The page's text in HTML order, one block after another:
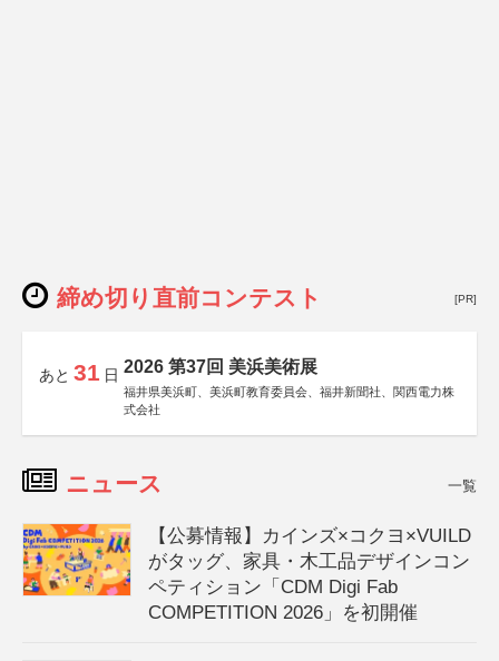
締め切り直前コンテスト [PR]
あと 31 日 2026 第37回 美浜美術展
福井県美浜町、美浜町教育委員会、福井新聞社、関西電力株
式会社
ニュース 一覧
【公募情報】カインズ×コクヨ×VUILD
がタッグ、家具・木工品デザインコン
ペティション「CDM Digi Fab
COMPETITION 2026」を初開催